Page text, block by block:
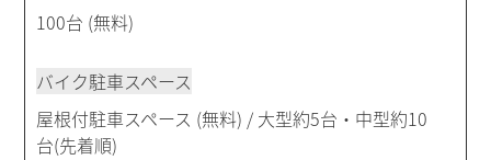
100台 (無料)
バイク駐車スペース
屋根付駐車スペース (無料) / 大型約5台・中型約10
台(先着順)